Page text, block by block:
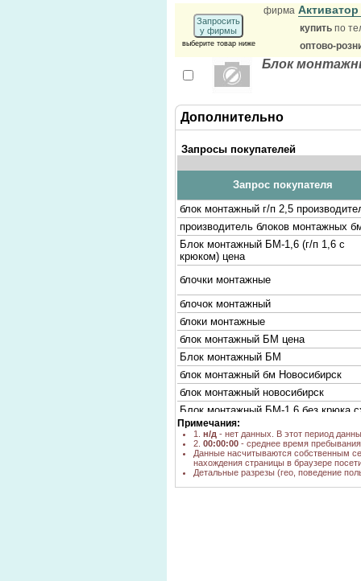
Запросить
у фирмы
выберите товар ниже
фирма
купить по
оптово-
Блок
Дополнительно
Запросы покупателей
Запрос покупателя
блок монтажный г/п 2,5
производитель блоков монтажных
Блок монтажный БМ-1,6 (г/п 1,6 с
крюком) цена
блочки монтажные
блочок монтажный
блоки монтажные
блок монтажный БМ цена
Блок монтажный БМ
блок монтажный бм Новосибирск
блок монтажный новосибирск
Блок монтажный БМ-1,6 без крюка
Блок монтажный БМ-1,6 без крюка
характеристика
Блок монтажный с крюком БМ-1
крюк монтажный
Примечания:
1. н/д - нет данных. В этот период
2. 00:00:00 - среднее время
Данные насчитываются собственным
нахождения страницы в браузере
Детальные разрезы (гео, поведение